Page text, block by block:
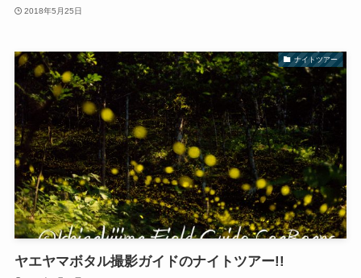
2018年5月25日
ナイトツアー
ヤエヤマボタル撮影ガイドのナイトツアー!!